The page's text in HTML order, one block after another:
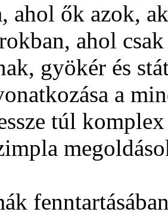
ahol ők azok,
ahol
gyökér és
a
túl